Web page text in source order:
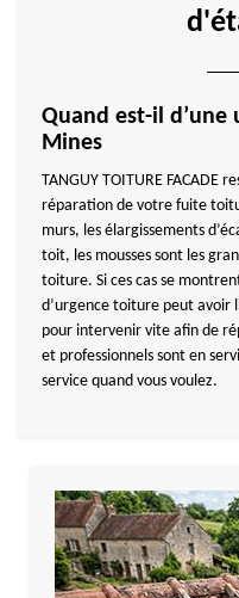
Quand est-il d’une
Mines
TANGUY TOITURE FACADE
réparation de votre fuite
murs, les élargissements
toit, les mousses sont les
toiture. Si ces cas se
d’urgence toiture peut avoir
pour intervenir vite afin de
et professionnels sont en
service quand vous voulez.